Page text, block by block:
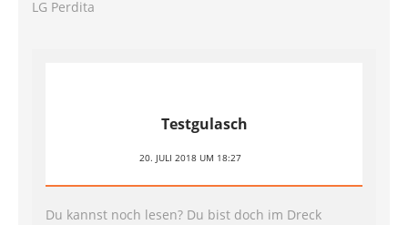
LG Perdita
Testgulasch
20. JULI 2018 UM 18:27
Du kannst noch lesen? Du bist doch im Dreck